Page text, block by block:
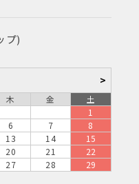
プ)
>
木 金
土
1
6 7
8
13 14
15
20 21
22
27 28
29